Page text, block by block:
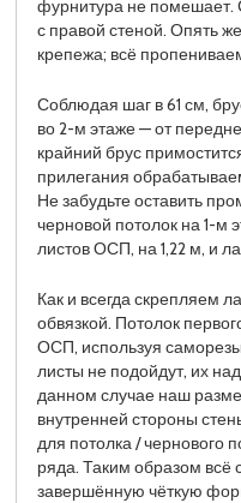
фурнитура не помешает.
с правой стеной. Опять
крепежа; всё
Соблюдая шаг в 61 см,
во 2-м этаже — от
крайний брус
прилегания
Не забудьте оставить
черновой потолок на 1-м
листов ОСП, на 1,22 м, и
Как и всегда скрепляем
обвязкой. Потолок
ОСП, используя
листы не подойдут, их
данном случае наш
внутренней стороны
для потолка / чернового
ряда. Таким образом всё
завершённую чёткую